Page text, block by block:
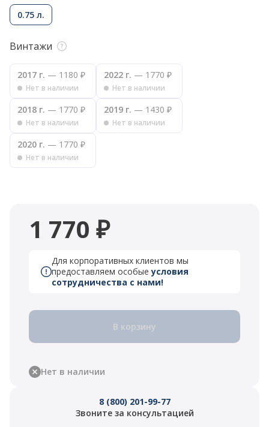
0.75 л.
Винтажи
2017 г. — 1180 ₽
Нет в наличии
2022 г. — 1770 ₽
Нет в наличии
2018 г. — 1770 ₽
Нет в наличии
2019 г. — 1430 ₽
Нет в наличии
2020 г. — 1770 ₽
Нет в наличии
1 770 ₽
Для корпоративных клиентов мы
предоставляем особыеусловия
сотрудничества с нами!
В корзину
Нет в наличии
8 (800) 201-99-77
Звоните за консультацией